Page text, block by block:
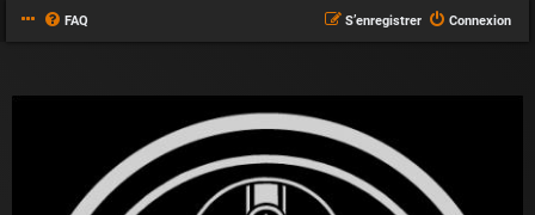
FAQ Connexion
S’enregistrer